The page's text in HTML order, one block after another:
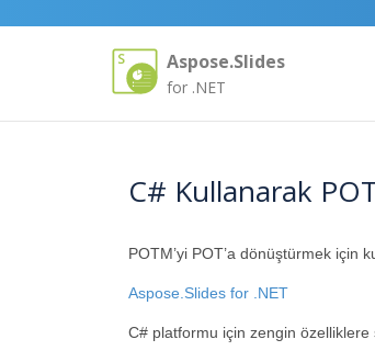
Aspose.Slides
for .NET
C# Kullanarak
POTM’yi POT’a dönüştürmek için
Aspose.Slides for .NET
C# platformu için zengin özelliklere